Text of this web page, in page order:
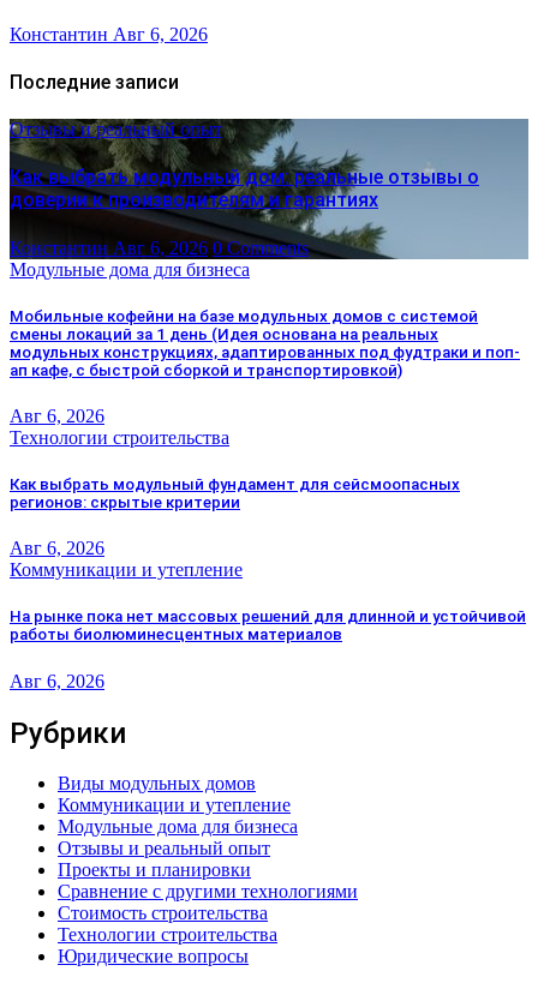
Константин Авг 6, 2026
Последние записи
Отзывы и реальный опыт
Как выбрать модульный дом: реальные отзывы о
доверии к производителям и гарантиях
Константин Авг 6, 2026 0 Comments
Модульные дома для бизнеса
Мобильные кофейни на базе модульных домов с системой
смены локаций за 1 день (Идея основана на реальных
модульных конструкциях, адаптированных под фудтраки и поп-
ап кафе, с быстрой сборкой и транспортировкой)
Авг 6, 2026
Технологии строительства
Как выбрать модульный фундамент для сейсмоопасных
регионов: скрытые критерии
Авг 6, 2026
Коммуникации и утепление
На рынке пока нет массовых решений для длинной и устойчивой
работы биолюминесцентных материалов
Авг 6, 2026
Рубрики
Виды модульных домов
Коммуникации и утепление
Модульные дома для бизнеса
Отзывы и реальный опыт
Проекты и планировки
Сравнение с другими технологиями
Стоимость строительства
Технологии строительства
Юридические вопросы